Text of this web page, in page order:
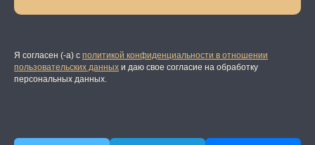
Я согласен (-а) с политикой конфиденциальности в отношении
пользовательских данных и даю свое согласие на обработку
персональных данных.